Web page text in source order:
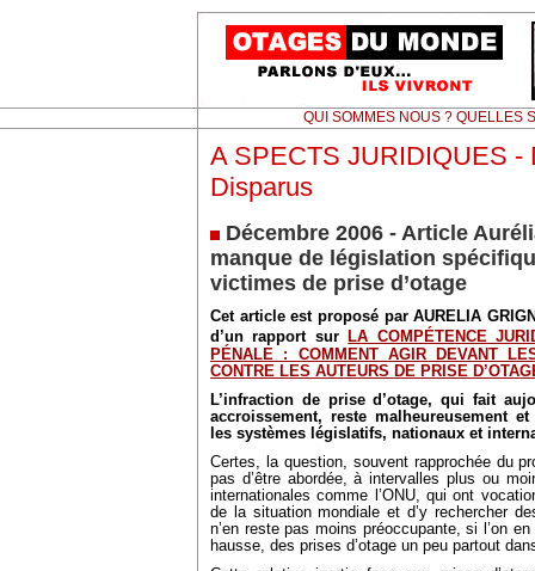
QUI SOMMES NOUS ? QUELLES
A SPECTS JURIDIQUES -
Disparus
Décembre 2006 - Article
manque de législation
victimes de prise d’otage
Cet article est proposé par AURELIA
d’un rapport sur
LA COMPÉTENCE
PÉNALE : COMMENT AGIR DEVANT
CONTRE LES AUTEURS DE PRISE
L’infraction de prise d’otage, qui fait
accroissement, reste malheureusement
les systèmes législatifs, nationaux et
Certes, la question, souvent rapprochée du
pas d’être abordée, à intervalles plus ou
internationales comme l’ONU, qui ont
de la situation mondiale et d’y rechercher
n’en reste pas moins préoccupante, si l’on
hausse, des prises d’otage un peu partout